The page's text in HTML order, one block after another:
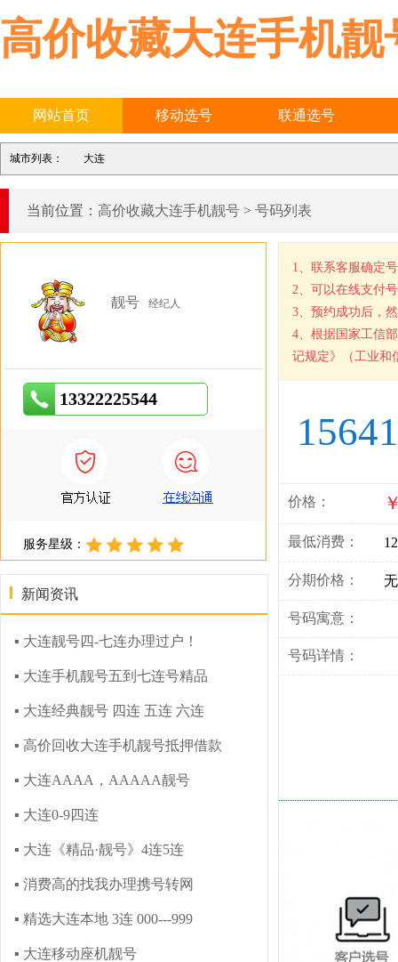
高价收藏大连手机靓
网站首页 移动选号 联通选号
城市列表： 大连
当前位置： 高价收藏大连手机靓号 > 号码列表
1、联系客服确定
2、可以在线支付
3、预约成功后，
4、根据国家工信
记规定》（工业和
价格：
最低消费：
分期价格： 无
号码寓意：
号码详情：
靓号 经纪人
13322225544
服务星级：
新闻资讯
▪ 大连靓号四-七连办理过户！
▪ 大连手机靓号五到七连号精品
▪ 大连经典靓号 四连 五连 六连
▪ 高价回收大连手机靓号抵押借款
▪ 大连AAAA，AAAAA靓号
▪ 大连0-9四连
▪ 大连《精品·靓号》4连5连
▪ 消费高的找我办理携号转网
▪ 精选大连本地 3连 000---999
▪ 大连移动座机靓号